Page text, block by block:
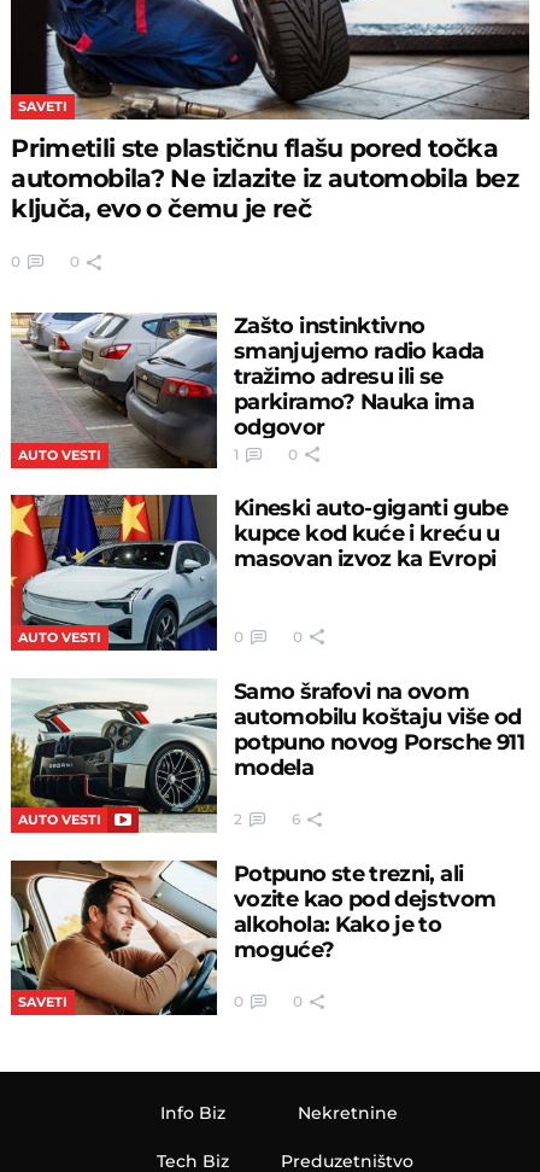
SAVETI
Primetili ste plastičnu flašu pored točka
automobila? Ne izlazite iz automobila bez
ključa, evo o čemu je reč
0 0
AUTO VESTI
Zašto instinktivno
smanjujemo radio kada
tražimo adresu ili se
parkiramo? Nauka ima
odgovor
1 0
AUTO VESTI
Kineski auto-giganti gube
kupce kod kuće i kreću u
masovan izvoz ka Evropi
0 0
AUTO VESTI
Samo šrafovi na ovom
automobilu koštaju više od
potpuno novog Porsche 911
modela
2 6
SAVETI
Potpuno ste trezni, ali
vozite kao pod dejstvom
alkohola: Kako je to
moguće?
0 0
Info Biz
Tech Biz
Nekretnine
Preduzetništvo